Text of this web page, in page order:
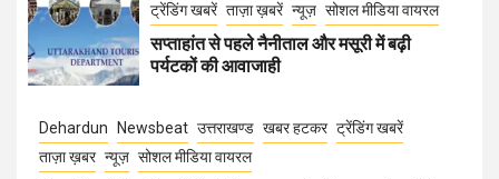
ट्रेंडिंग खबरें ताज़ा ख़बरें न्यूज़ सोशल मीडिया वायरल
सप्ताहांत से पहले नैनीताल और मसूरी में बढ़ी
पर्यटकों की आवाजाही
Dehardun Newsbeat उत्तराखण्ड खबर हटकर ट्रेंडिंग खबरें
ताज़ा ख़बर न्यूज़ सोशल मीडिया वायरल